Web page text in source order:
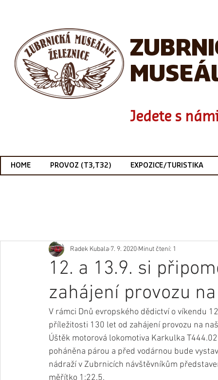
Jedete s
HOME PROVOZ (T3,T32) EXPOZICE/TURISTIKA
12. a 13.9. si
zahájení provozu
Radek Kubala 7. 9. 2020 Minut čtení: 1
V rámci Dnů evropského dědictví o víkendu
příležitosti 130 let od zahájení provozu na
Úštěk motorová lokomotiva Karkulka
poháněna párou a před vodárnou bude
nádraží v Zubrnicích návštěvníkům
měřítko 1:22,5.